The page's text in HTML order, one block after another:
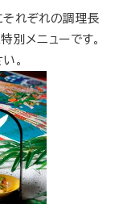
それぞれの調理長
別メニューです。
。